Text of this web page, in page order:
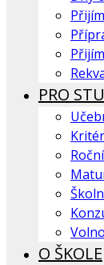
PRO
O ŠKOLE